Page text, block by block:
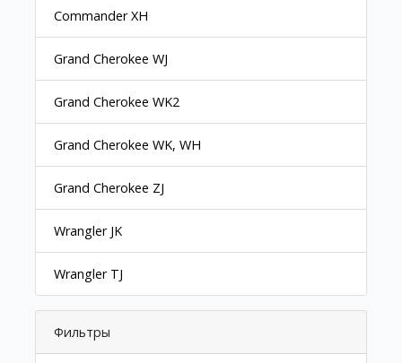
Commander XH
Grand Cherokee WJ
Grand Cherokee WK2
Grand Cherokee WK, WH
Grand Cherokee ZJ
Wrangler JK
Wrangler TJ
Фильтры